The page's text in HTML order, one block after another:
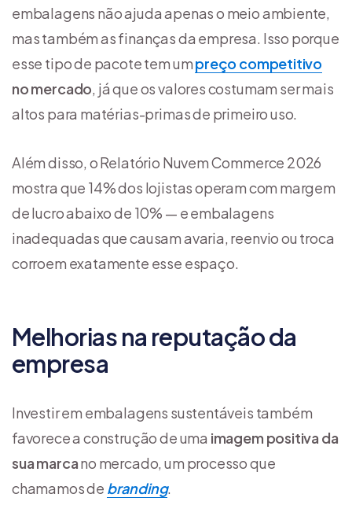
embalagens não ajuda apenas o meio ambiente,
mas também as finanças da empresa. Isso porque
esse tipo de pacote tem umpreço competitivo
no mercado, já que os valores costumam ser mais
altos para matérias-primas de primeiro uso.
Além disso, o Relatório Nuvem Commerce 2026
mostra que 14% dos lojistas operam com margem
de lucro abaixo de 10% — e embalagens
inadequadas que causam avaria, reenvio ou troca
corroem exatamente esse espaço.
Melhorias na reputação da
empresa
Investir em embalagens sustentáveis também
favorece a construção de uma imagem positiva da
sua marcano mercado, um processo que
chamamos de branding.